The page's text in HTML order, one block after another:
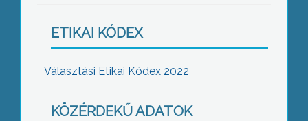
ETIKAI KÓDEX
Választási Etikai Kódex 2022
KÖZÉRDEKŰ ADATOK